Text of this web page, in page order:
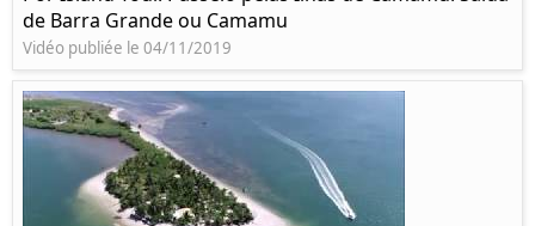
de Barra Grande ou Camamu
Vidéo publiée le 04/11/2019